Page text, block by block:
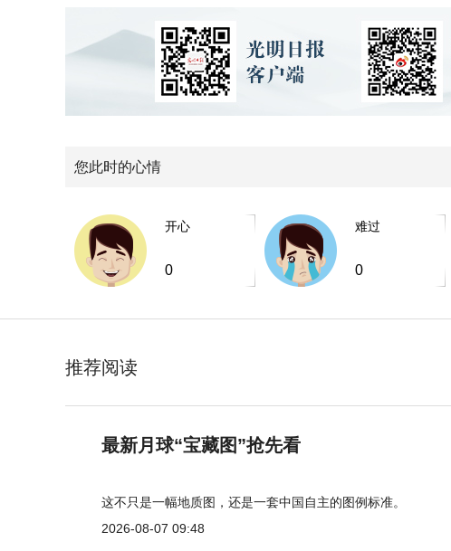
您此时的心情
开心
0
难过
0
推荐阅读
最新月球“宝藏图”抢先看
这不只是一幅地质图，还是一套中国自主的图例标准。
2026-08-07 09:48